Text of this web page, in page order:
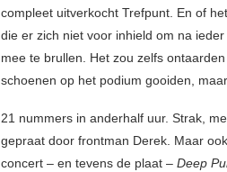
compleet uitverkocht Trefpunt. En of
die er zich niet voor inhield om na
mee te brullen. Het zou zelfs
schoenen op het podium gooiden,
21 nummers in anderhalf uur. Strak,
gepraat door frontman Derek. Maar
concert – en tevens de plaat – Deep